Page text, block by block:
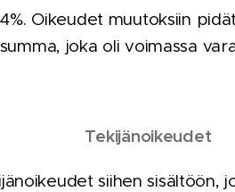
Oikeudet muutoksiin
joka oli voimassa
Tekijänoikeudet
siihen sisältöön,